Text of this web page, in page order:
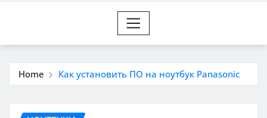
Home Как установить ПО на ноутбук Panasonic